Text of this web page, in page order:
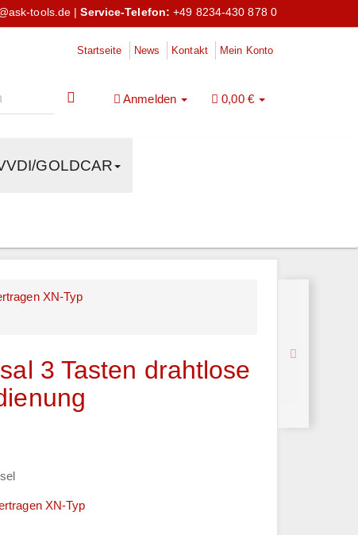
tools.de |Service-Telefon: +49 8234-430 878 0
Startseite News Kontakt Mein Konto
Anmelden 0,00 €
GOLDCAR
XN-Typ
3 Tasten drahtlose
XN-Typ